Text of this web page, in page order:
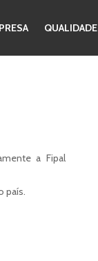
QUALIDADE
a Fipal
país.